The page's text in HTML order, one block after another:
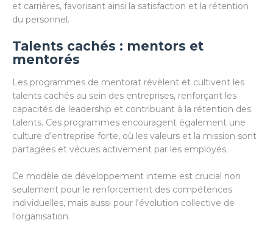
et carrières, favorisant ainsi la satisfaction et la rétention
du personnel.
Talents cachés : mentors et
mentorés
Les programmes de mentorat révèlent et cultivent les
talents cachés au sein des entreprises, renforçant les
capacités de leadership et contribuant à la rétention des
talents. Ces programmes encouragent également une
culture d'entreprise forte, où les valeurs et la mission sont
partagées et vécues activement par les employés.
Ce modèle de développement interne est crucial non
seulement pour le renforcement des compétences
individuelles, mais aussi pour l'évolution collective de
l'organisation.